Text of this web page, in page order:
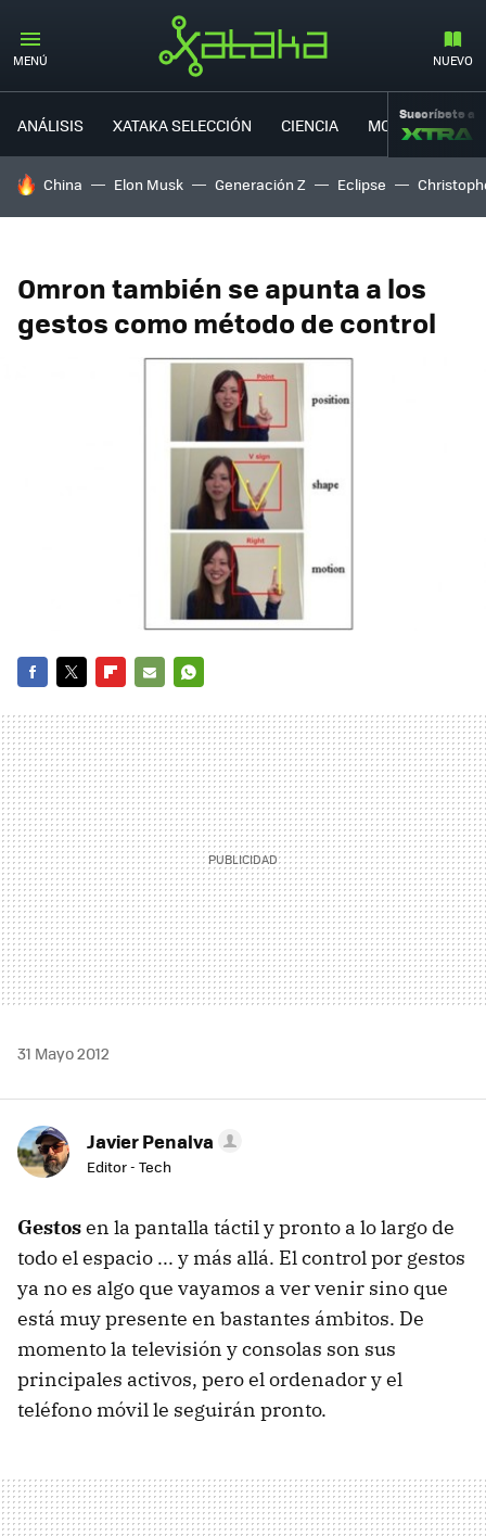
MENÚ NUEVO
ANÁLISIS XATAKA SELECCIÓN CIENCIA MOVILIDAD
Suscríbete a
HOY SE HABLA DE
China Elon Musk Generación Z Eclipse
Omron también se apunta a los
gestos como método de control
MAIL
31 Mayo 2012
Javier Penalva
Editor - Tech
Gestosen la pantalla táctil y pronto a lo largo de
todo el espacio ... y más allá. El control por gestos
ya no es algo que vayamos a ver venir sino que
está muy presente en bastantes ámbitos. De
momento la televisión y consolas son sus
principales activos, pero el ordenador y el
teléfono móvil le seguirán pronto.